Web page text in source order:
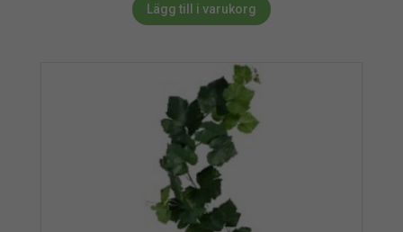
Lägg till i varukorg